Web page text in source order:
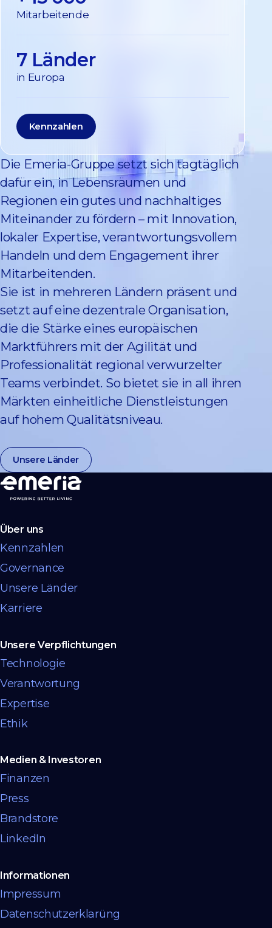
Mitarbeitende
7 Länder
in Europa
Kennzahlen
Die Emeria-Gruppe setzt sich tagtäglich
dafür ein, in Lebensräumen und
Regionen ein gutes und nachhaltiges
Miteinander zu fördern – mit Innovation,
lokaler Expertise, verantwortungsvollem
Handeln und dem Engagement ihrer
Mitarbeitenden.
Sie ist in mehreren Ländern präsent und
setzt auf eine dezentrale Organisation,
die die Stärke eines europäischen
Marktführers mit der Agilität und
Professionalität regional verwurzelter
Teams verbindet. So bietet sie in all ihren
Märkten einheitliche Dienstleistungen
auf hohem Qualitätsniveau.
Unsere Länder
Über uns
Kennzahlen
Governance
Unsere Länder
Karriere
Unsere Verpflichtungen
Technologie
Verantwortung
Expertise
Ethik
Medien & Investoren
Finanzen
Press
Brandstore
LinkedIn
Informationen
Impressum
Datenschutzerklarüng